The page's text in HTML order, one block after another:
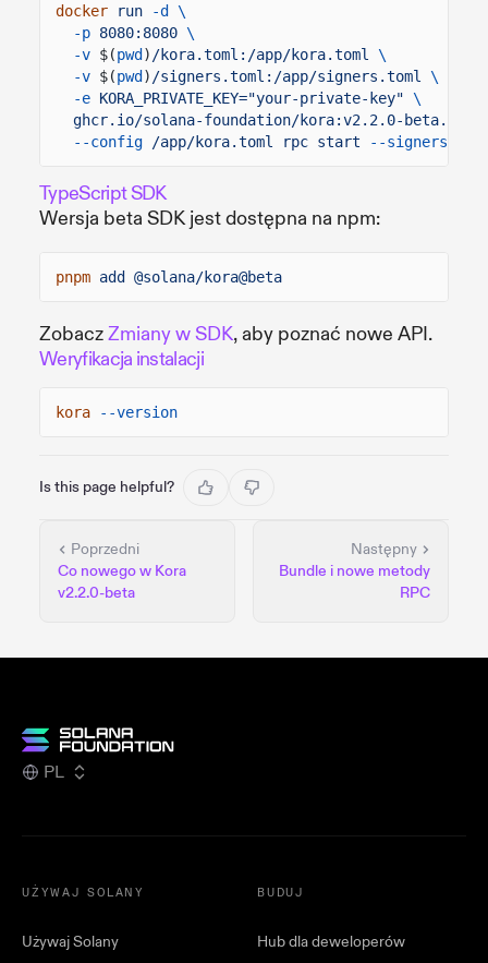
docker run
-d \
-p 8080:8080 \
-v $(pwd ) /kora.toml:/app/kora.toml
\
-v $(pwd ) /signers.toml:/app/signers.toml
\
-e KORA_PRIVATE_KEY="your-private-key" \
ghcr.io/solana-foundation/kora:v2.2.0-beta.7
--config
/app/kora.toml rpc start --signers-
TypeScript SDK
Wersja beta SDK jest dostępna na npm:
pnpm add @solana/kora@beta
ZobaczZmiany w SDK, aby poznać nowe API.
Weryfikacja instalacji
kora --version
Is this page helpful?
Poprzedni
Co nowego w Kora
v2.2.0-beta
Następny
Bundle i nowe metody
RPC
PL
UŻYWAJ SOLANY
Używaj Solany
BUDUJ
Hub dla deweloperów